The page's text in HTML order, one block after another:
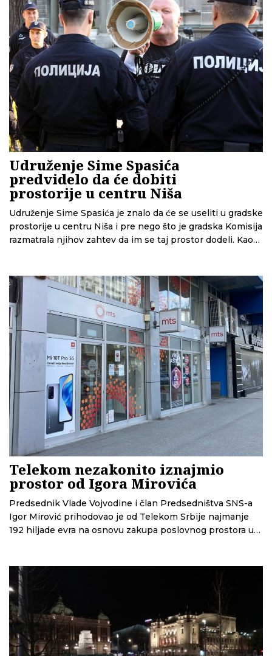
Udruženje Sime Spasića
predvidelo da će dobiti
prostorije u centru Niša
Udruženje Sime Spasića je znalo da će se useliti u gradske
prostorije u centru Niša i pre nego što je gradska Komisija
razmatrala njihov zahtev da im se taj prostor dodeli. Kao
Nenadić iz Transparentnosti kaže da je sistem dodele
prostorija netransparentan i može dovesti do
zloupotreba.
Telekom nezakonito iznajmio
prostor od Igora Mirovića
Predsednik Vlade Vojvodine i član Predsedništva SNS-a
Igor Mirović prihodovao je od Telekom Srbije najmanje
192 hiljade evra na osnovu zakupa poslovnog prostora u
anonimne prijave u kojoj su iznete sumnje u
nezakonitost ovog posla tužilaštvo je dugo vodilo
predistražni postupak. Prijava je odbačena, a CINS je
grafički prikazao probleme u postupku i, prema rečima
našeg sagovornika, kršenje Zakona o javnim nabavkama.